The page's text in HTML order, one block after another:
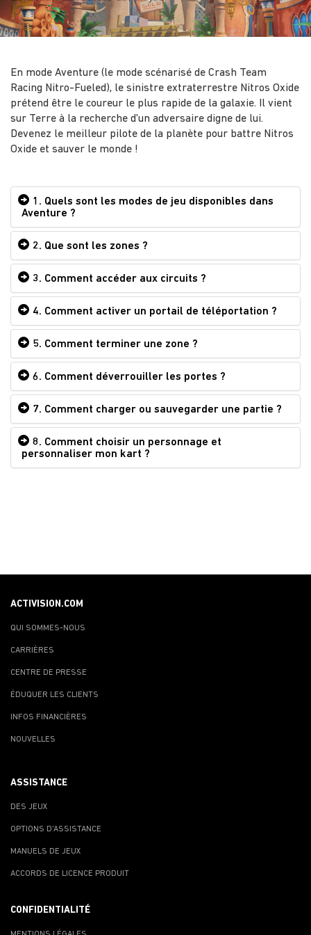
En mode Aventure (le mode scénarisé de Crash Team
Racing Nitro-Fueled), le sinistre extraterrestre Nitros Oxide
prétend être le coureur le plus rapide de la galaxie. Il vient
sur Terre à la recherche d'un adversaire digne de lui.
Devenez le meilleur pilote de la planète pour battre Nitros
Oxide et sauver le monde !
1. Quels sont les modes de jeu disponibles dans
Aventure ?
2. Que sont les zones ?
3. Comment accéder aux circuits ?
4. Comment activer un portail de téléportation ?
5. Comment terminer une zone ?
6. Comment déverrouiller les portes ?
7. Comment charger ou sauvegarder une partie ?
8. Comment choisir un personnage et
personnaliser mon kart ?
ACTIVISION.COM
QUI SOMMES-NOUS
CARRIÈRES
CENTRE DE PRESSE
ÉDUQUER LES CLIENTS
INFOS FINANCIÈRES
NOUVELLES
ASSISTANCE
DES JEUX
OPTIONS D'ASSISTANCE
MANUELS DE JEUX
ACCORDS DE LICENCE PRODUIT
CONFIDENTIALITÉ